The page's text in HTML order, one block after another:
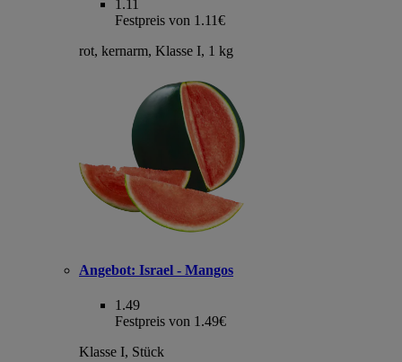
1.11
Festpreis von 1.11€
rot, kernarm, Klasse I, 1 kg
Angebot: Israel - Mangos
1.49
Festpreis von 1.49€
Klasse I, Stück